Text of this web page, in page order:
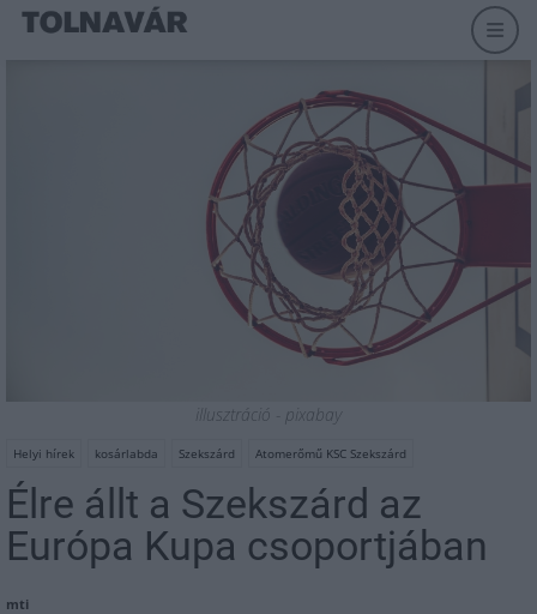
illusztráció - pixabay
Helyi hírek kosárlabda Szekszárd Atomerőmű KSC Szekszárd
Élre állt a Szekszárd az
Európa Kupa csoportjában
mti